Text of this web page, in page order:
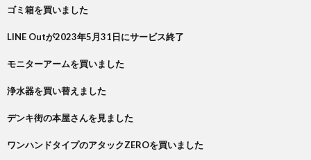
ゴミ箱を買いました
LINE Outが2023年5月31日にサービス終了
モニターアームを買いました
浄水器を買い替えました
デンキ街の本屋さんを見ました
ワンハンドタイプのアタックZEROを買いました